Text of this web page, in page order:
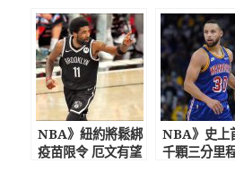
誤犯規險葬送比賽
NBA》紐約將鬆綁
疫苗限令 厄文有望
NBA》史上
千顆三分里